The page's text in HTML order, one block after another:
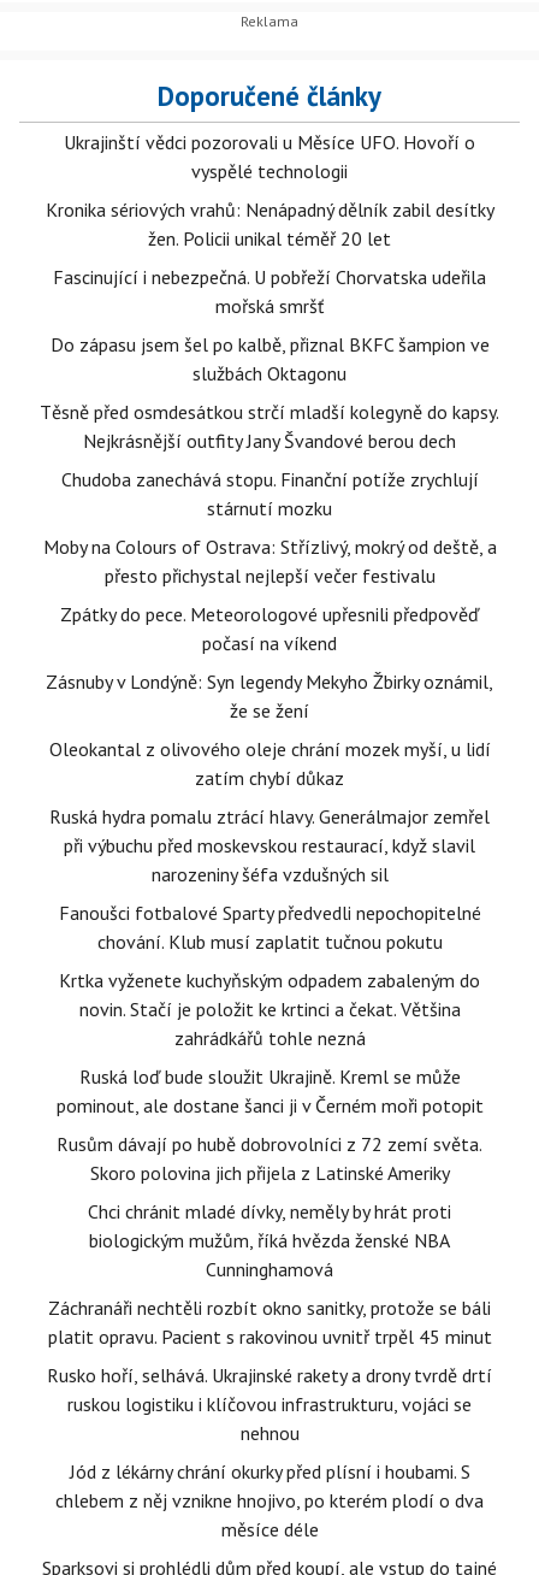
Doporučené články
Ukrajinští vědci pozorovali u Měsíce UFO. Hovoří o
vyspělé technologii
Kronika sériových vrahů: Nenápadný dělník zabil desítky
žen. Policii unikal téměř 20 let
Fascinující i nebezpečná. U pobřeží Chorvatska udeřila
mořská smršť
Do zápasu jsem šel po kalbě, přiznal BKFC šampion ve
službách Oktagonu
Těsně před osmdesátkou strčí mladší kolegyně do kapsy.
Nejkrásnější outfity Jany Švandové berou dech
Chudoba zanechává stopu. Finanční potíže zrychlují
stárnutí mozku
Moby na Colours of Ostrava: Střízlivý, mokrý od deště, a
přesto přichystal nejlepší večer festivalu
Zpátky do pece. Meteorologové upřesnili předpověď
počasí na víkend
Zásnuby v Londýně: Syn legendy Mekyho Žbirky oznámil,
že se žení
Oleokantal z olivového oleje chrání mozek myší, u lidí
zatím chybí důkaz
Ruská hydra pomalu ztrácí hlavy. Generálmajor zemřel
při výbuchu před moskevskou restaurací, když slavil
narozeniny šéfa vzdušných sil
Fanoušci fotbalové Sparty předvedli nepochopitelné
chování. Klub musí zaplatit tučnou pokutu
Krtka vyženete kuchyňským odpadem zabaleným do
novin. Stačí je položit ke krtinci a čekat. Většina
zahrádkářů tohle nezná
Ruská loď bude sloužit Ukrajině. Kreml se může
pominout, ale dostane šanci ji v Černém moři potopit
Rusům dávají po hubě dobrovolníci z 72 zemí světa.
Skoro polovina jich přijela z Latinské Ameriky
Chci chránit mladé dívky, neměly by hrát proti
biologickým mužům, říká hvězda ženské NBA
Cunninghamová
Záchranáři nechtěli rozbít okno sanitky, protože se báli
platit opravu. Pacient s rakovinou uvnitř trpěl 45 minut
Rusko hoří, selhává. Ukrajinské rakety a drony tvrdě drtí
ruskou logistiku i klíčovou infrastrukturu, vojáci se
nehnou
Jód z lékárny chrání okurky před plísní i houbami. S
chlebem z něj vznikne hnojivo, po kterém plodí o dva
měsíce déle
Sparksovi si prohlédli dům před koupí, ale vstup do tajné